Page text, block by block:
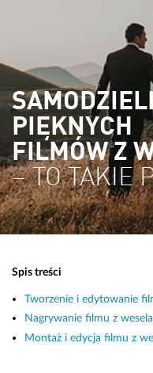
PIĘKNYCH
FILMÓW Z
– TO TAKIE
Spis treści
Tworzenie i edytowanie
Nagrywanie filmu z wesela
Montaż i edycja filmu z